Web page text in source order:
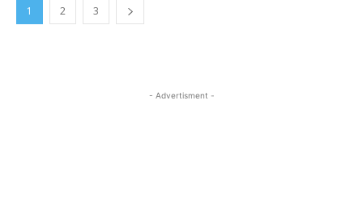
1 2 3
- Advertisment -